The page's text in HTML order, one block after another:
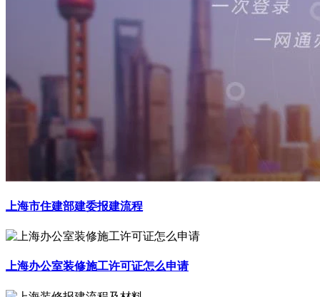
上海市住建部建委报建流程
上海办公室装修施工许可证怎么申请